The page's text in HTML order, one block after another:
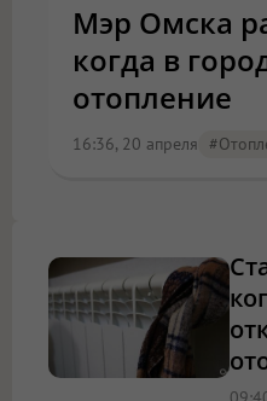
Мэр Омска
когда в
отопление
16:36, 20 апреля